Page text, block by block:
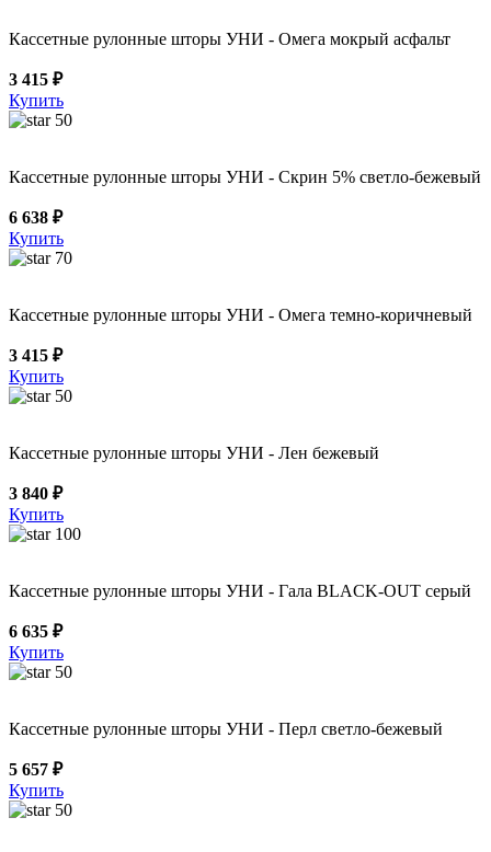
Кассетные рулонные шторы УНИ - Омега мокрый асфальт
3 415 ₽
Купить
50
Кассетные рулонные шторы УНИ - Скрин 5% светло-бежевый
6 638 ₽
Купить
70
Кассетные рулонные шторы УНИ - Омега темно-коричневый
3 415 ₽
Купить
50
Кассетные рулонные шторы УНИ - Лен бежевый
3 840 ₽
Купить
100
Кассетные рулонные шторы УНИ - Гала BLACK-OUT серый
6 635 ₽
Купить
50
Кассетные рулонные шторы УНИ - Перл светло-бежевый
5 657 ₽
Купить
50